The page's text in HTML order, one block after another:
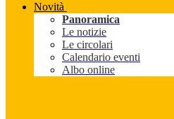
Novità
Panoramica
Le notizie
Le circolari
Calendario eventi
Albo online